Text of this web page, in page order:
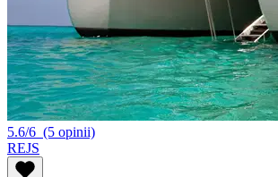
5.6/6 (5 opinii)
REJS